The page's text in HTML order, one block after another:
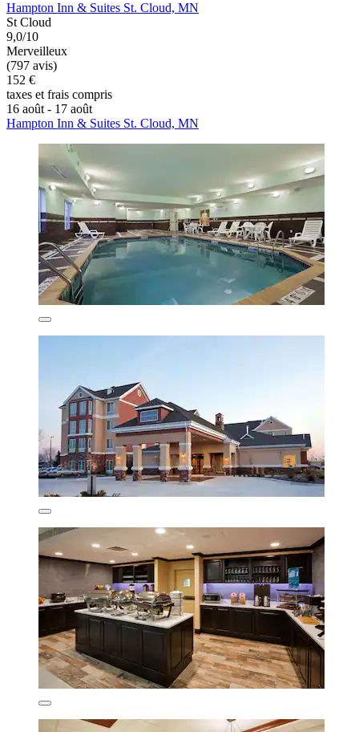
Hampton Inn & Suites St. Cloud, MN
St Cloud
9,0/10
Merveilleux
(797 avis)
152 €
taxes et frais compris
16 août - 17 août
Hampton Inn & Suites St. Cloud, MN